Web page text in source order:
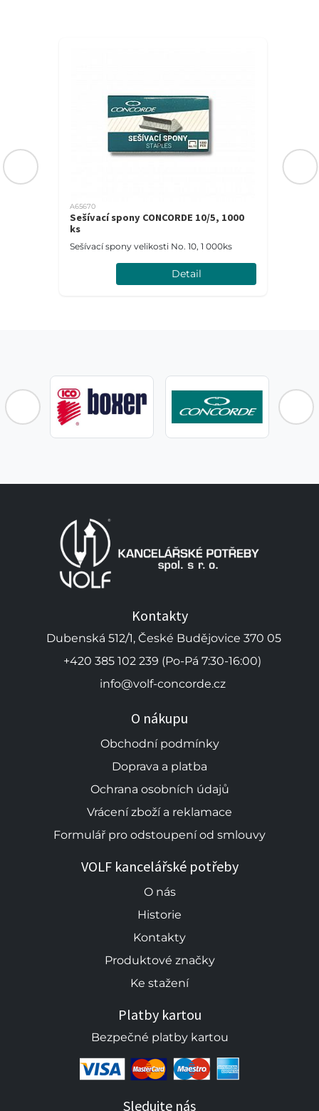
A65670
Sešívací spony CONCORDE 10/5, 1000
ks
Sešívací spony velikosti No. 10, 1 000ks
Detail
Kontakty
Dubenská 512/1, České Budějovice 370 05
+420 385 102 239 (Po-Pá 7:30-16:00)
info@volf-concorde.cz
O nákupu
Obchodní podmínky
Doprava a platba
Ochrana osobních údajů
Vrácení zboží a reklamace
Formulář pro odstoupení od smlouvy
VOLF kancelářské potřeby
O nás
Historie
Kontakty
Produktové značky
Ke stažení
Platby kartou
Bezpečné platby kartou
Sledujte nás